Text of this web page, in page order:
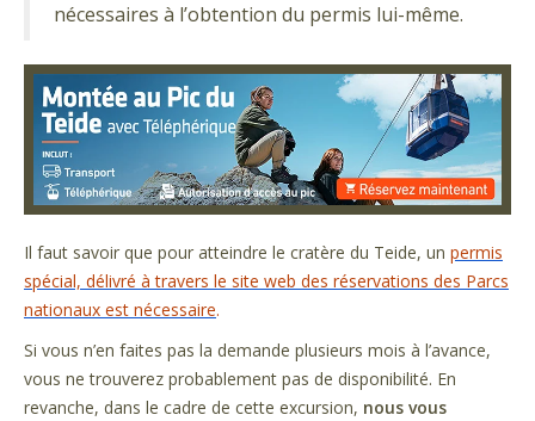
nécessaires à l’obtention du permis lui-même.
Il faut savoir que pour atteindre le cratère du Teide, un permis
spécial, délivré à travers le site web des réservations des Parcs
nationaux est nécessaire.
Si vous n’en faites pas la demande plusieurs mois à l’avance,
vous ne trouverez probablement pas de disponibilité. En
revanche, dans le cadre de cette excursion, nous vous